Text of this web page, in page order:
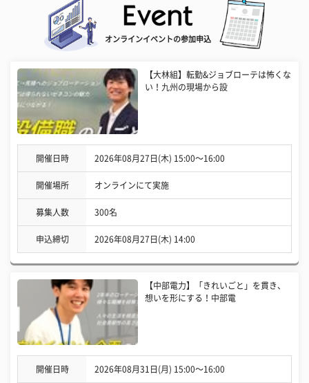
オンラインイベントの参加申込
【大林組】転勤&ジョブローテは怖くな
い！九州の現場から設
開催日時 2026年08月27日(木) 15:00〜16:00
開催場所 オンラインにて実施
募集人数 300名
申込締切 2026年08月27日(木) 14:00
【中部電力】「きれいごと」を貫き、
想いを形にする！中部電
開催日時 2026年08月31日(月) 15:00〜16:00